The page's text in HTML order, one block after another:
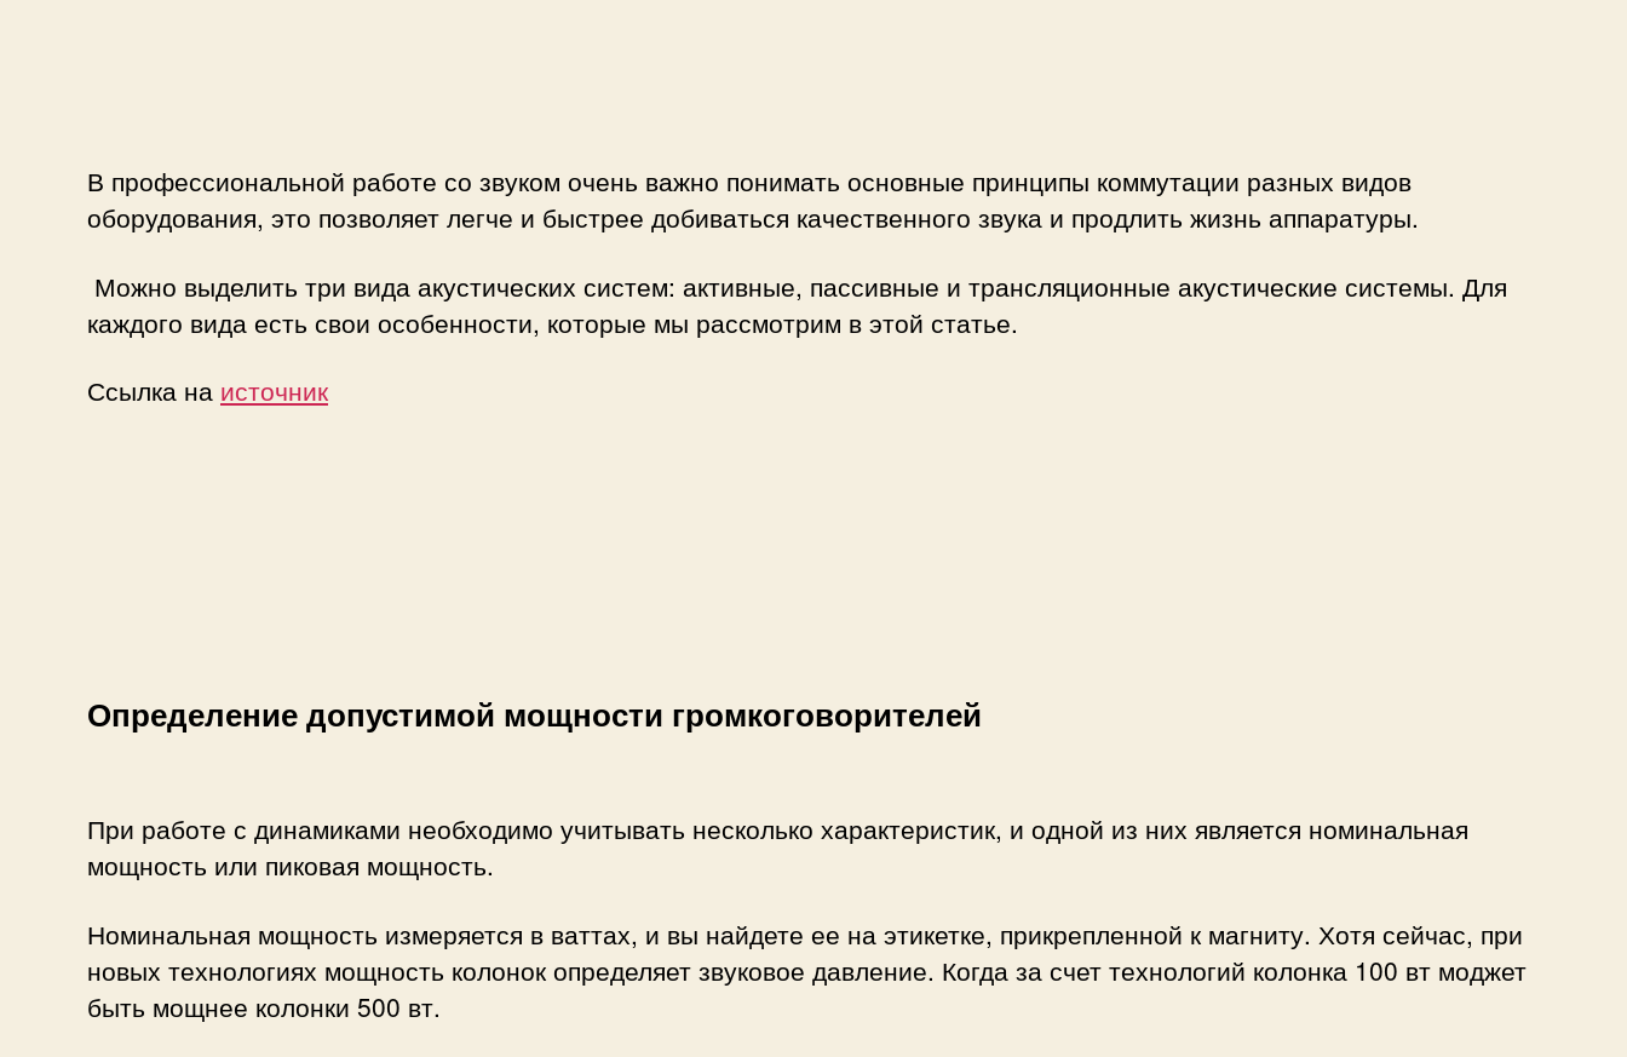
В профессиональной работе со звуком очень важно понимать основные принципы коммутации разных видов
оборудования, это позволяет легче и быстрее добиваться качественного звука и продлить жизнь аппаратуры.
Можно выделить три вида акустических систем: активные, пассивные и трансляционные акустические системы. Для
каждого вида есть свои особенности, которые мы рассмотрим в этой статье.
Ссылка на источник
Определение допустимой мощности громкоговорителей
При работе с динамиками необходимо учитывать несколько характеристик, и одной из них является номинальная
мощность или пиковая мощность.
Номинальная мощность измеряется в ваттах, и вы найдете ее на этикетке, прикрепленной к магниту. Хотя сейчас, при
новых технологиях мощность колонок определяет звуковое давление. Когда за счет технологий колонка 100 вт моджет
быть мощнее колонки 500 вт.